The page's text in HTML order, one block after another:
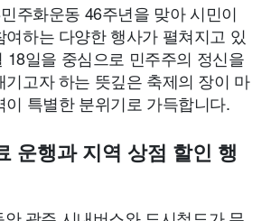
주화운동 46주년을 맞아 시민이
여하는 다양한 행사가 펼쳐지고 있
18일을 중심으로 민주주의 정신을
기고자 하는 뜻깊은 축제의 장이 마
이 특별한 분위기로 가득합니다.
운행과 지역 상점 할인 행